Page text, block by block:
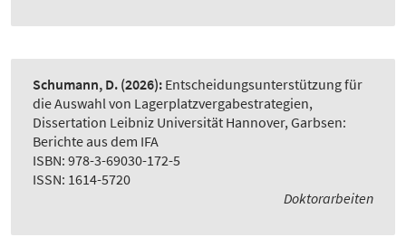
Schumann, D. (2026): Entscheidungsunterstützung für
die Auswahl von Lagerplatzvergabestrategien,
Dissertation Leibniz Universität Hannover, Garbsen:
Berichte aus dem IFA
ISBN: 978-3-69030-172-5
ISSN: 1614-5720
Doktorarbeiten